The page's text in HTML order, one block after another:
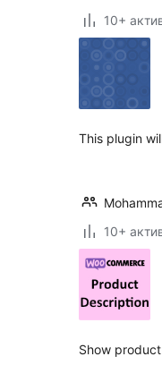
10+
This plugin
10+
Show